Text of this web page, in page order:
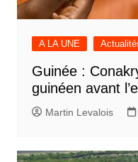
A LA UNE
Guinée :
guinéen avant
Martin Levalois